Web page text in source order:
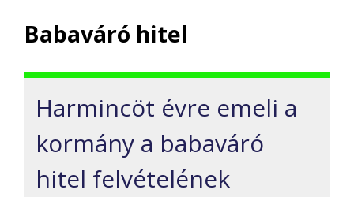
Babaváró hitel
Harmincöt évre emeli a
kormány a babaváró
hitel felvételének